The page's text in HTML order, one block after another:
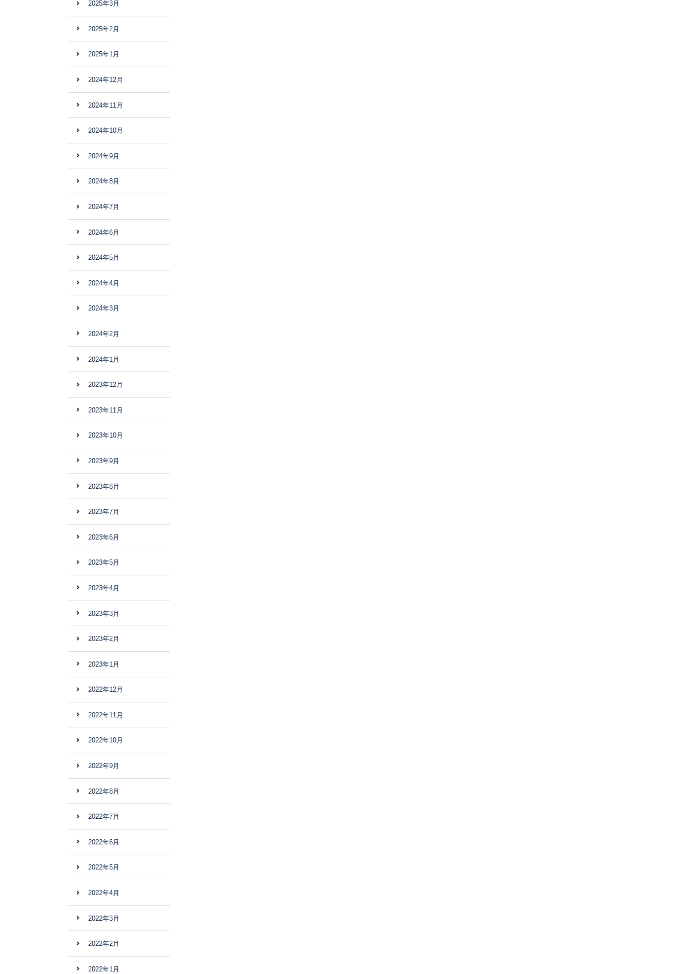
2025年3月
2025年2月
2025年1月
2024年12月
2024年11月
2024年10月
2024年9月
2024年8月
2024年7月
2024年6月
2024年5月
2024年4月
2024年3月
2024年2月
2024年1月
2023年12月
2023年11月
2023年10月
2023年9月
2023年8月
2023年7月
2023年6月
2023年5月
2023年4月
2023年3月
2023年2月
2023年1月
2022年12月
2022年11月
2022年10月
2022年9月
2022年8月
2022年7月
2022年6月
2022年5月
2022年4月
2022年3月
2022年2月
2022年1月